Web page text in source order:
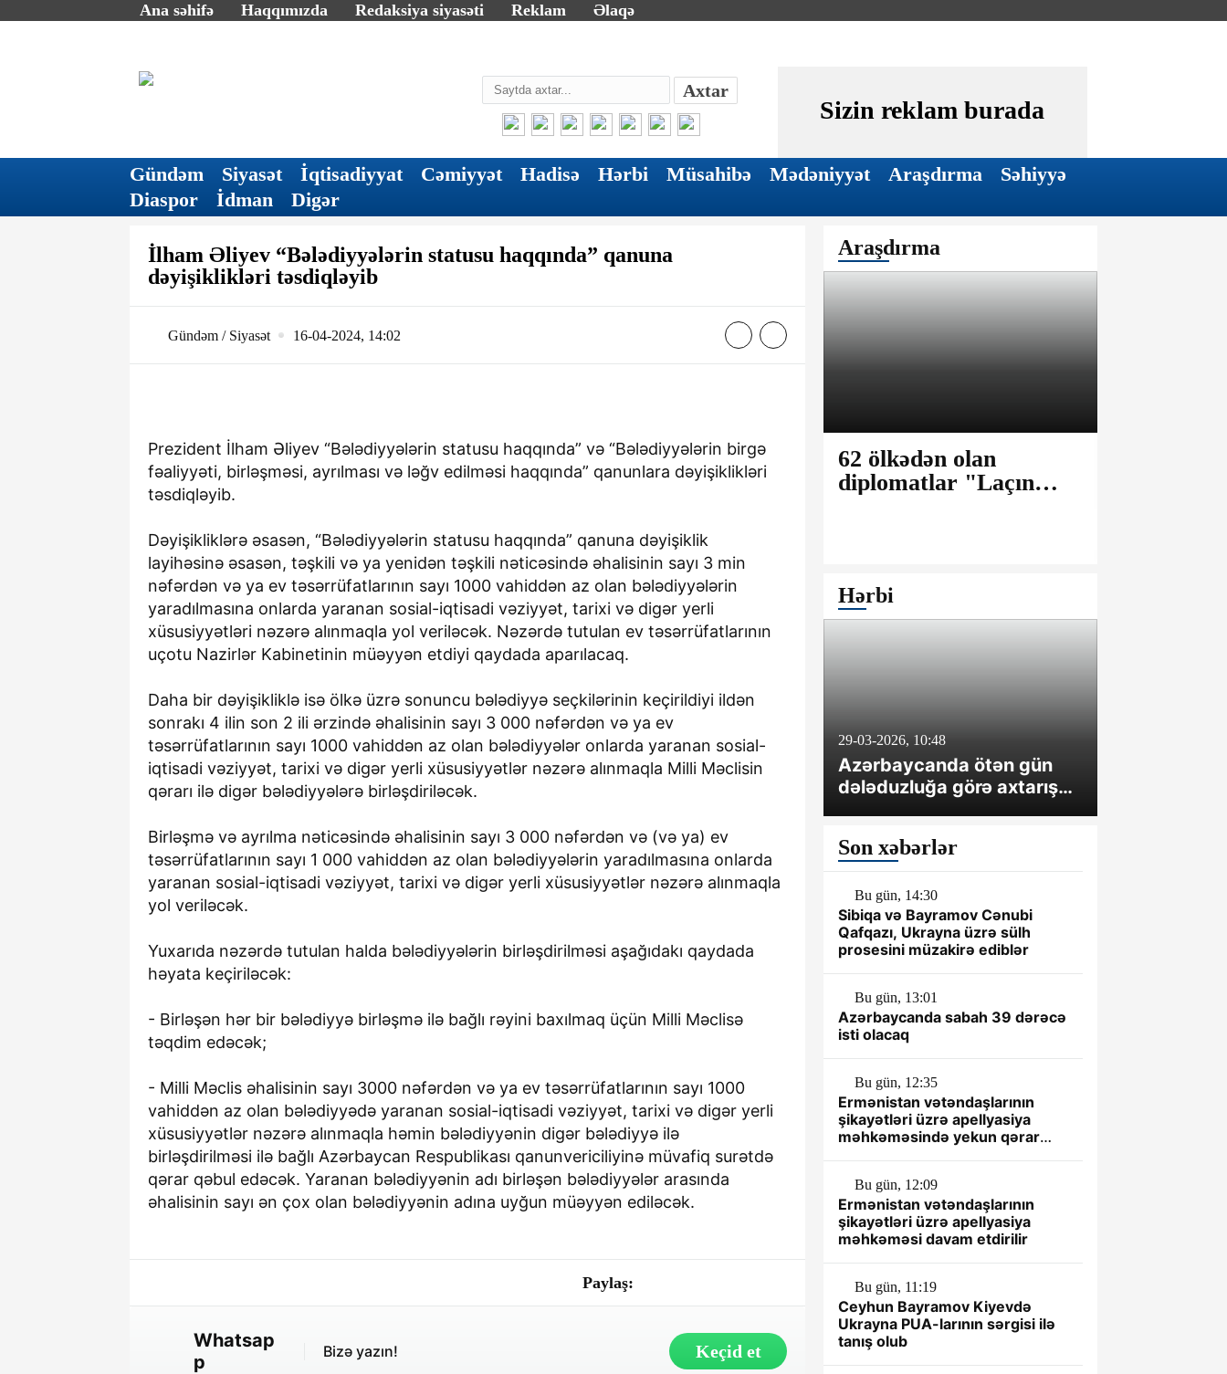
Ana səhifə Haqqımızda Redaksiya siyasəti Reklam Əlaqə
Axtar
Sizin reklam burada
Gündəm Siyasət İqtisadiyyat Cəmiyyət Hadisə Hərbi Müsahibə Mədəniyyət Araşdırma
Səhiyyə
Diaspor
İdman Digər
İlham Əliyev “Bələdiyyələrin statusu haqqında” qanuna
dəyişiklikləri təsdiqləyib
Gündəm / Siyasət 16-04-2024, 14:02
Prezident İlham Əliyev “Bələdiyyələrin statusu haqqında” və “Bələdiyyələrin birgə
fəaliyyəti, birləşməsi, ayrılması və ləğv edilməsi haqqında” qanunlara dəyişiklikləri
təsdiqləyib.
Dəyişikliklərə əsasən, “Bələdiyyələrin statusu haqqında” qanuna dəyişiklik
layihəsinə əsasən, təşkili və ya yenidən təşkili nəticəsində əhalisinin sayı 3 min
nəfərdən və ya ev təsərrüfatlarının sayı 1000 vahiddən az olan bələdiyyələrin
yaradılmasına onlarda yaranan sosial-iqtisadi vəziyyət, tarixi və digər yerli
xüsusiyyətləri nəzərə alınmaqla yol veriləcək. Nəzərdə tutulan ev təsərrüfatlarının
uçotu Nazirlər Kabinetinin müəyyən etdiyi qaydada aparılacaq.
Daha bir dəyişikliklə isə ölkə üzrə sonuncu bələdiyyə seçkilərinin keçirildiyi ildən
sonrakı 4 ilin son 2 ili ərzində əhalisinin sayı 3 000 nəfərdən və ya ev
təsərrüfatlarının sayı 1000 vahiddən az olan bələdiyyələr onlarda yaranan sosial-
iqtisadi vəziyyət, tarixi və digər yerli xüsusiyyətlər nəzərə alınmaqla Milli Məclisin
qərarı ilə digər bələdiyyələrə birləşdiriləcək.
Birləşmə və ayrılma nəticəsində əhalisinin sayı 3 000 nəfərdən və (və ya) ev
təsərrüfatlarının sayı 1 000 vahiddən az olan bələdiyyələrin yaradılmasına onlarda
yaranan sosial-iqtisadi vəziyyət, tarixi və digər yerli xüsusiyyətlər nəzərə alınmaqla
yol veriləcək.
Yuxarıda nəzərdə tutulan halda bələdiyyələrin birləşdirilməsi aşağıdakı qaydada
həyata keçiriləcək:
- Birləşən hər bir bələdiyyə birləşmə ilə bağlı rəyini baxılmaq üçün Milli Məclisə
təqdim edəcək;
- Milli Məclis əhalisinin sayı 3000 nəfərdən və ya ev təsərrüfatlarının sayı 1000
vahiddən az olan bələdiyyədə yaranan sosial-iqtisadi vəziyyət, tarixi və digər yerli
xüsusiyyətlər nəzərə alınmaqla həmin bələdiyyənin digər bələdiyyə ilə
birləşdirilməsi ilə bağlı Azərbaycan Respublikası qanunvericiliyinə müvafiq surətdə
qərar qəbul edəcək. Yaranan bələdiyyənin adı birləşən bələdiyyələr arasında
əhalisinin sayı ən çox olan bələdiyyənin adına uyğun müəyyən ediləcək.
Paylaş:
Whatsap
p
Bizə yazın! Keçid et
Araşdırma
62 ölkədən olan
diplomatlar "Laçın
Hərbi
29-03-2026, 10:48
Azərbaycanda ötən gün
dələduzluğa görə axtarışda
Son xəbərlər
Bu gün, 14:30
Sibiqa və Bayramov Cənubi
Qafqazı, Ukrayna üzrə sülh
prosesini müzakirə ediblər
Bu gün, 13:01
Azərbaycanda sabah 39 dərəcə
isti olacaq
Bu gün, 12:35
Ermənistan vətəndaşlarının
şikayətləri üzrə apellyasiya
məhkəməsində yekun qərar
Bu gün, 12:09
Ermənistan vətəndaşlarının
şikayətləri üzrə apellyasiya
məhkəməsi davam etdirilir
Bu gün, 11:19
Ceyhun Bayramov Kiyevdə
Ukrayna PUA-larının sərgisi ilə
tanış olub